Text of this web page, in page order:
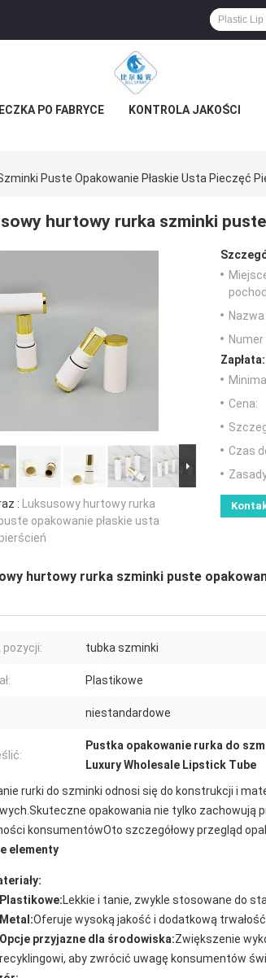
PO FABRYCE KONTROLA JAKOŚCI
Puste Opakowanie Płaskie Usta Pieczęć
hurtowy rurka szminki
: Luksusowy hurtowy rurka
opakowanie płaskie usta
Zapłata:
Cena:
Czas
hurtowy rurka szminki puste
pozycji: tubka szminki
Plastikowe
niestandardowe
Pustka opakowanie rurka do
Luxury Wholesale Lipstick Tube
rurki do szminki odnosi się do konstrukcji i
opakowania nie tylko zachowują
konsumentówOto szczegółowy przegląd
elementy
Plastikowe:Lekkie i tanie, zwykle stosowane do
Metal:Oferuje wysoką jakość i dodatkową
Opcje przyjazne dla środowiska:Zwiększenie
recyklingowi, aby zwrócić uwagę konsumentów